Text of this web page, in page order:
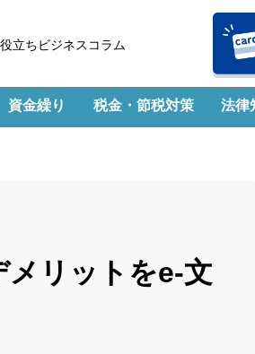
立ちビジネスコラム
資金繰り 税金・節税対策 法律
リットをe-文